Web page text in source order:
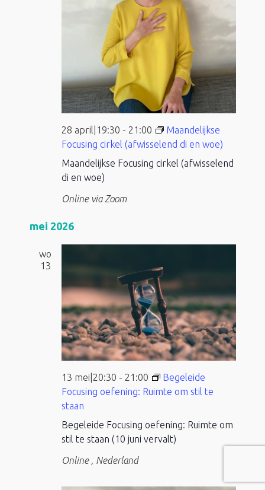
Maandelijkse Focusing cirkel (afwisselend
di en woe)
28 april|19:30 - 21:00
Maandelijkse
Focusing cirkel (afwisselend di en woe)
Online via Zoom
mei 2026
wo
13
Begeleide Focusing oefening: Ruimte om
stil te staan (10 juni vervalt)
13 mei|20:30 - 21:00
Begeleide
Focusing oefening: Ruimte om stil te
staan
Online , Nederland